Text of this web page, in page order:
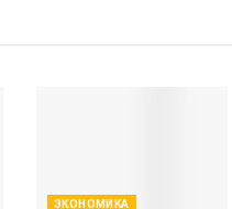
ЭКОНОМИКА